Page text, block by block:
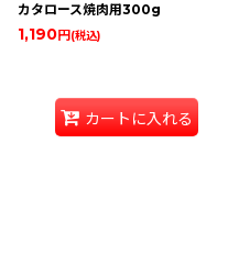
カタロース焼肉用300g
1,190円 (税込)
カートに入れる